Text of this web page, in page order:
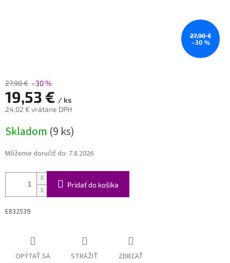
27,90 €
–30 %
27,90 € –30 %
19,53 € / ks
24,02 € vrátane DPH
cena:
Skladom (9 ks)
Môžeme doručiť do: 7.8.2026
Pridať do košíka
E832539
OPÝTAŤ SA STRÁŽIŤ ZDIEĽAŤ